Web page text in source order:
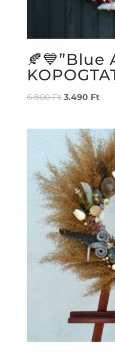
🍂💙”Blue
6.800Ft 3.490 Ft